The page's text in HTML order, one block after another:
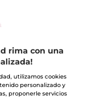
rima con una
utilizamos cookies
personalizado y
proponerle servicios